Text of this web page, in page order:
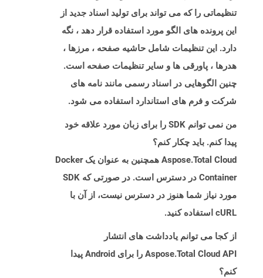
تنظیماتی را که می تواند برای تولید اسناد جدید از
این پرونده های الگو مورد استفاده قرار دهد ، نگه
دارد. این تنظیمات شامل حاشیه صفحه ، مرزها ،
هدرها ، پاورقی ها و سایر تنظیمات صفحه است.
چنین الگوهایی در اسناد رسمی مانند نامه های
شرکت و فرم های استاندارد استفاده می شود.
من نمی توانم SDK را برای زبان مورد علاقه خود
پیدا کنم. باید چکار کنم؟
Aspose.Total Cloud همچنین به عنوان یک Docker
Container در دسترس است. در صورتی که SDK
مورد نیاز شما هنوز در دسترس نیست، از آن با
cURL استفاده کنید.
از کجا می توانم یادداشت های انتشار
Aspose.Total Cloud API را برای Android پیدا
کنم؟